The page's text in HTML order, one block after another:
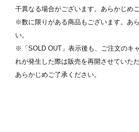
干異なる場合がございます。あらかじめ
※数に限りがある商品もございます。あ
い。
※「SOLD OUT」表示後も、ご注文のキ
れが発生した際は販売を再開させていた
あらかじめご了承ください。